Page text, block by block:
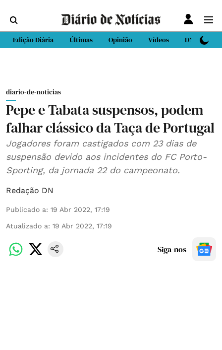
Edição Diária Últimas Opinião Vídeos DN Sport
diario-de-noticias
Pepe e Tabata suspensos, podem
falhar clássico da Taça de Portugal
Jogadores foram castigados com 23 dias de
suspensão devido aos incidentes do FC Porto-
Sporting, da jornada 22 do campeonato.
Redação DN
Publicado a: 19 Abr 2022, 17:19
Atualizado a: 19 Abr 2022, 17:19
Siga-nos